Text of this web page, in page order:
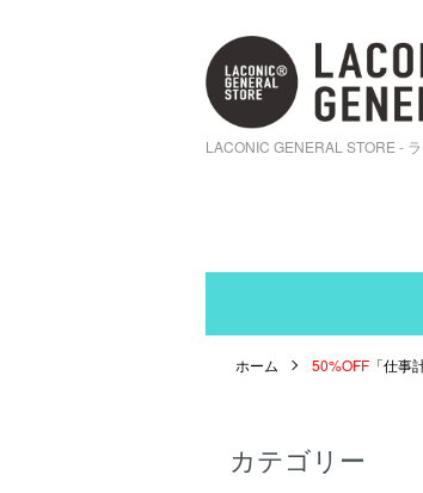
LACONIC GENERAL STORE -
ホーム 50%OFF 「仕事
カテゴリー